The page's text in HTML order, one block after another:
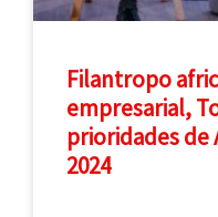
Filantropo
empresarial,
prioridades de
2024